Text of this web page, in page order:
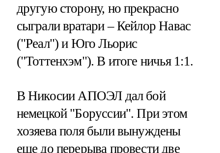
другую сторону, но прекрасно
сыграли вратари – Кейлор Навас
("Реал") и Юго Льорис
("Тоттенхэм"). В итоге ничья 1:1.
В Никосии АПОЭЛ дал бой
немецкой "Боруссии". При этом
хозяева поля были вынуждены
еще до перерыва провести две